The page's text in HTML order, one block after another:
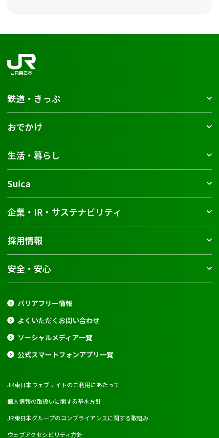
鉄道・きっぷ
おでかけ
生活・暮らし
Suica
企業・IR・サステナビリティ
採用情報
安全・安心
バリアフリー情報
よくいただくお問い合わせ
ソーシャルメディア一覧
公式スマートフォンアプリ一覧
JR東日本ウェブサイトのご利用にあたって
個人情報の取扱いに関する基本方針
JR東日本グループのコンプライアンスに関する取組み
ウェブアクセシビリティ方針